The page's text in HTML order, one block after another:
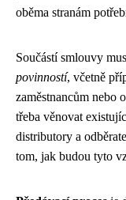
oběma stranám
Součástí smlouvy
povinností, včetně
zaměstnancům nebo
třeba věnovat
distributory a
tom, jak budou tyto